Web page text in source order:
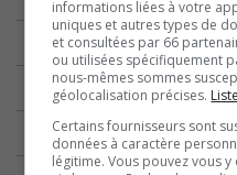
informations liées à votre
uniques et autres types de
et consultées par 66
ou utilisées spécifiquement
nous-mêmes sommes
géolocalisation précises.
Certains fournisseurs sont
données à caractère
légitime. Vous pouvez vous